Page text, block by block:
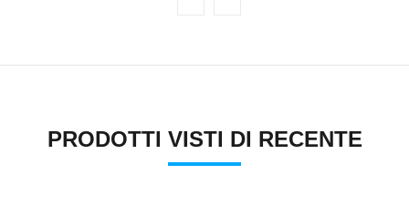
PRODOTTI VISTI DI RECENTE